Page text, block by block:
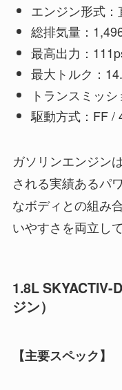
エンジン形式
総排気量：
最高出力：
最大トルク：
トランスミッ
駆動方式：FF /
ガソリンエンジン
される実績あるパ
なボディとの組み
いやすさを両立し
1.8L SKYACTIV-
ジン）
【主要スペック】